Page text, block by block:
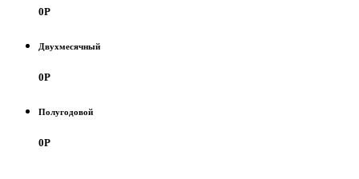
0Р
Двухмесячный
0Р
Полугодовой
0Р